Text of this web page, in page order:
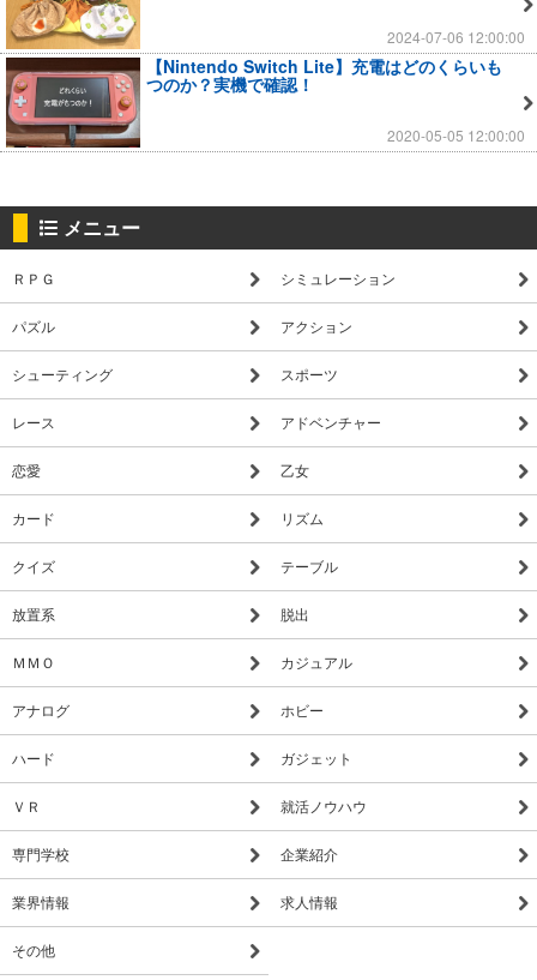
2024-07-06 12:00:00
【Nintendo Switch Lite】充電はどのくらいも
つのか？実機で確認！
2020-05-05 12:00:00
メニュー
ＲＰＧ シミュレーション
パズル アクション
シューティング スポーツ
レース アドベンチャー
恋愛 乙女
カード リズム
クイズ テーブル
放置系 脱出
ＭＭＯ カジュアル
アナログ ホビー
ハード ガジェット
ＶＲ 就活ノウハウ
専門学校 企業紹介
業界情報 求人情報
その他